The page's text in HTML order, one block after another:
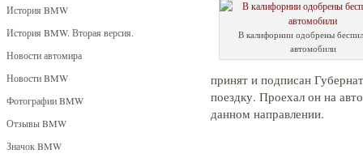
История BMW
История BMW. Вторая версия.
Новости автомира
Новости BMW
Фотографии BMW
Отзывы BMW
Значок BMW
В калифорнии одобрены
автомобили
принят и подписан
поездку. Проехал он на
данном направлении.